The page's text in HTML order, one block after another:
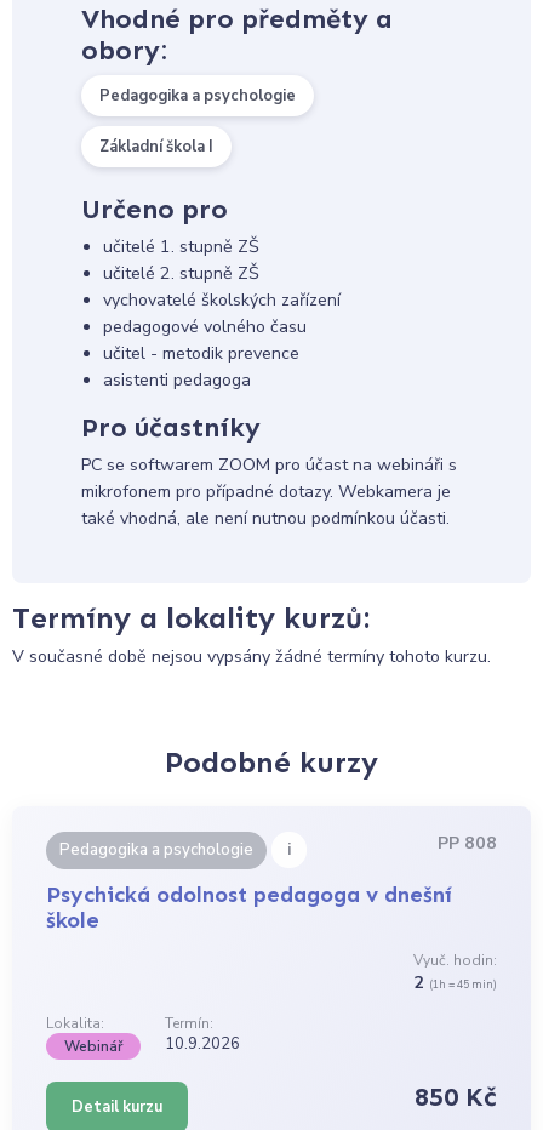
Vhodné pro předměty a
obory:
Pedagogika a psychologie
Základní škola I
Určeno pro
učitelé 1. stupně ZŠ
učitelé 2. stupně ZŠ
vychovatelé školských zařízení
pedagogové volného času
učitel - metodik prevence
asistenti pedagoga
Pro účastníky
PC se softwarem ZOOM pro účast na webináři s
mikrofonem pro případné dotazy. Webkamera je
také vhodná, ale není nutnou podmínkou účasti.
Termíny a lokality kurzů:
V současné době nejsou vypsány žádné termíny tohoto kurzu.
Podobné kurzy
Pedagogika a psychologie i PP 808
Psychická odolnost pedagoga v dnešní
škole
Vyuč. hodin:
2 (1h = 45 min)
Lokalita:
Termín:
Webinář
10.9.2026
Detail kurzu 850 Kč